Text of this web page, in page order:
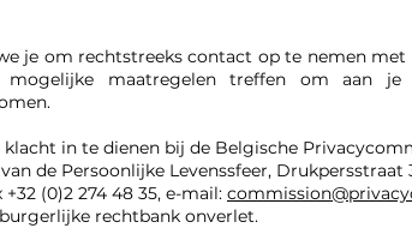
je om rechtstreeks contact op te nemen
maatregelen treffen om aan je
in te dienen bij de Belgische
de Persoonlijke Levenssfeer, Drukpersstraat
+32 (0)2 274 48 35, e-mail:
rechtbank onverlet.